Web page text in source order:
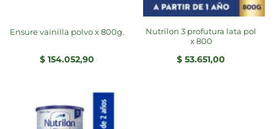
ensure vainilla polvo x 800g.
$ 154.052,90
nutrilon 3 profutura lata pol
x 800
$ 53.651,00